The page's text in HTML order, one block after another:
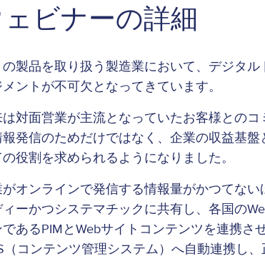
ビナーの詳細
製品を取り扱う製造業において、デジタ
ントが不可欠となってきています。
対面営業が主流となっていたお客様との
発信のためだけではなく、企業の収益基
役割を求められるようになりました。
オンラインで発信する情報量がかつてな
ーかつシステマチックに共有し、各国の
あるPIMとWebサイトコンテンツを連携さ
（コンテンツ管理システム）へ自動連携し